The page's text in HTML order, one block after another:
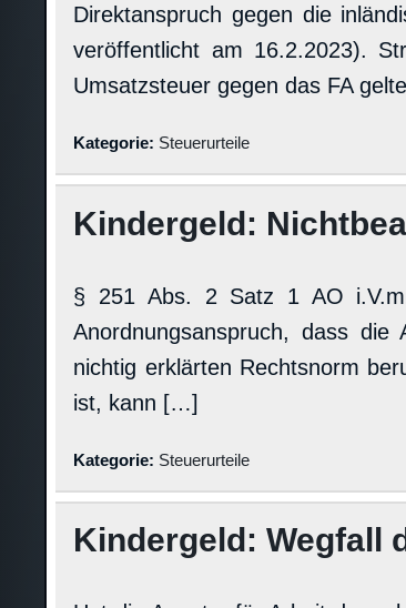
Direktanspruch gegen die
veröffentlicht am 16.2.2023).
Umsatzsteuer gegen das FA
Kategorie: Steuerurteile
Kindergeld:
§ 251 Abs. 2 Satz 1 AO
Anordnungsanspruch, dass die
nichtig erklärten Rechtsnorm
ist, kann […]
Kategorie: Steuerurteile
Kindergeld: Wegfall